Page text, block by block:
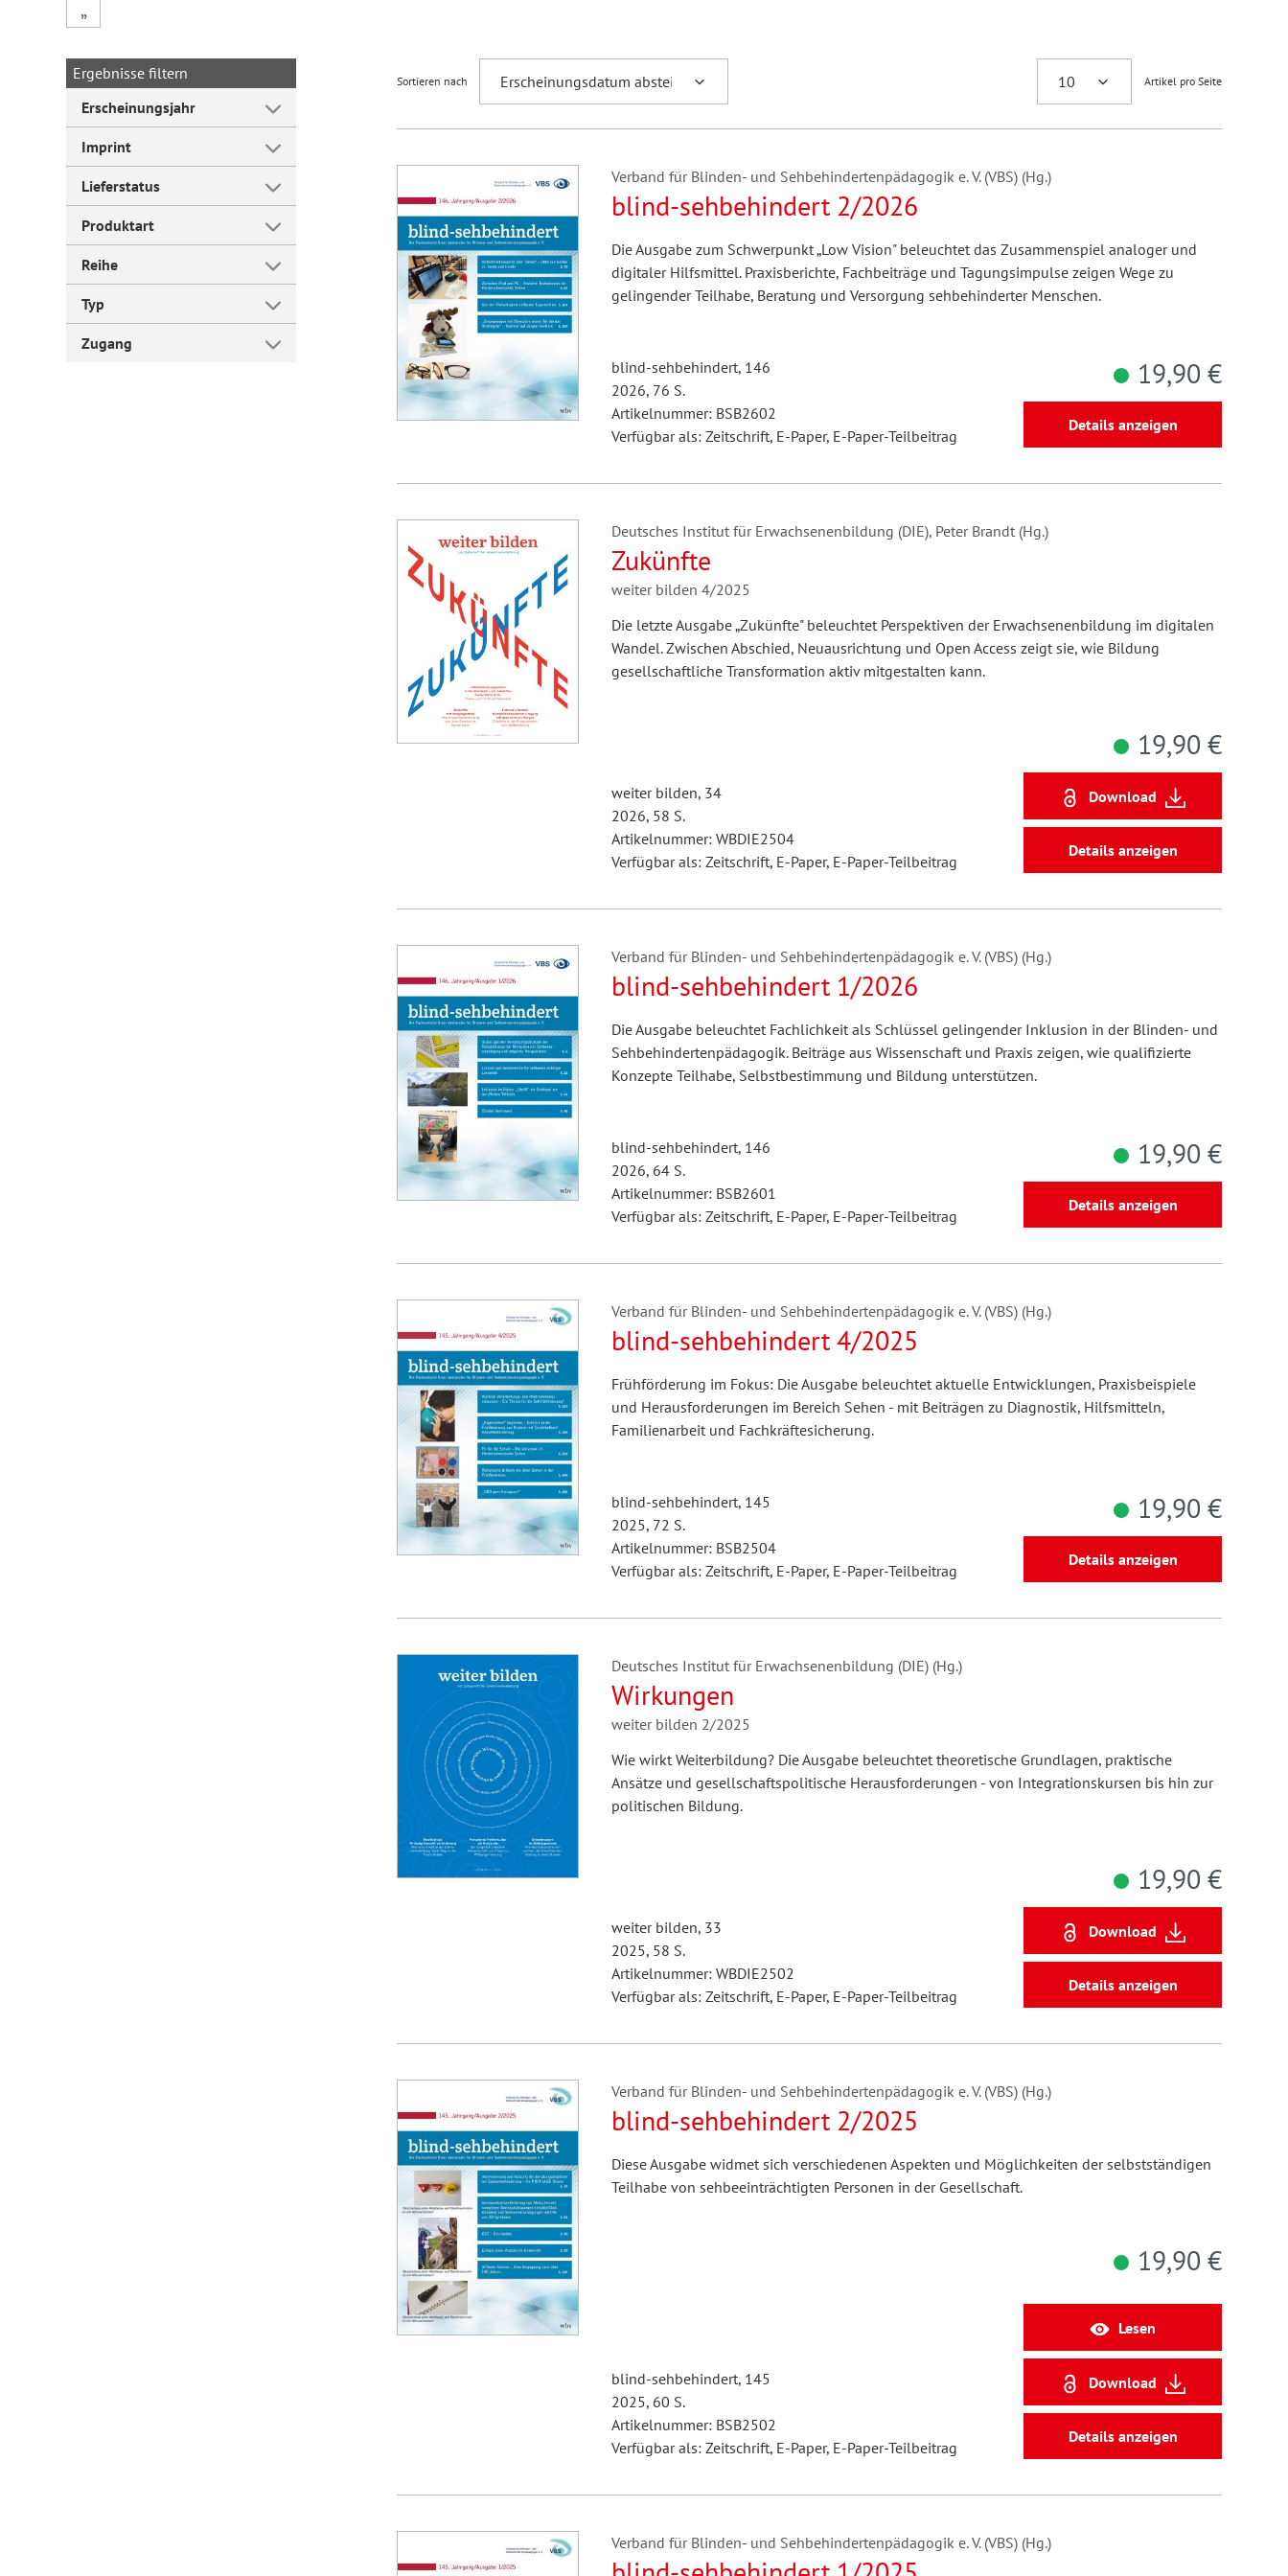
Forum Arbeitslehre
„
Ergebnisse filtern
Erscheinungsjahr
Imprint
Lieferstatus
Produktart
Reihe
Typ
Zugang
Sortieren nach Artikel pro Seite
Verband für Blinden- und Sehbehindertenpädagogik e. V. (VBS) (Hg.)
blind-sehbehindert 2/2026
Die Ausgabe zum Schwerpunkt „Low Vision" beleuchtet das Zusammenspiel analoger und
digitaler Hilfsmittel. Praxisberichte, Fachbeiträge und Tagungsimpulse zeigen Wege zu
gelingender Teilhabe, Beratung und Versorgung sehbehinderter Menschen.
blind-sehbehindert, 146
2026, 76 S.
Artikelnummer: BSB2602
Verfügbar als: Zeitschrift, E-Paper, E-Paper-Teilbeitrag
19,90 €
Details anzeigen
Deutsches Institut für Erwachsenenbildung (DIE), Peter Brandt (Hg.)
Zukünfte
weiter bilden 4/2025
Die letzte Ausgabe „Zukünfte" beleuchtet Perspektiven der Erwachsenenbildung im digitalen
Wandel. Zwischen Abschied, Neuausrichtung und Open Access zeigt sie, wie Bildung
gesellschaftliche Transformation aktiv mitgestalten kann.
weiter bilden, 34
2026, 58 S.
Artikelnummer: WBDIE2504
Verfügbar als: Zeitschrift, E-Paper, E-Paper-Teilbeitrag
19,90 €
Download
Details anzeigen
Verband für Blinden- und Sehbehindertenpädagogik e. V. (VBS) (Hg.)
blind-sehbehindert 1/2026
Die Ausgabe beleuchtet Fachlichkeit als Schlüssel gelingender Inklusion in der Blinden- und
Sehbehindertenpädagogik. Beiträge aus Wissenschaft und Praxis zeigen, wie qualifizierte
Konzepte Teilhabe, Selbstbestimmung und Bildung unterstützen.
blind-sehbehindert, 146
2026, 64 S.
Artikelnummer: BSB2601
Verfügbar als: Zeitschrift, E-Paper, E-Paper-Teilbeitrag
19,90 €
Details anzeigen
Verband für Blinden- und Sehbehindertenpädagogik e. V. (VBS) (Hg.)
blind-sehbehindert 4/2025
Frühförderung im Fokus: Die Ausgabe beleuchtet aktuelle Entwicklungen, Praxisbeispiele
und Herausforderungen im Bereich Sehen - mit Beiträgen zu Diagnostik, Hilfsmitteln,
Familienarbeit und Fachkräftesicherung.
blind-sehbehindert, 145
2025, 72 S.
Artikelnummer: BSB2504
Verfügbar als: Zeitschrift, E-Paper, E-Paper-Teilbeitrag
19,90 €
Details anzeigen
Deutsches Institut für Erwachsenenbildung (DIE) (Hg.)
Wirkungen
weiter bilden 2/2025
Wie wirkt Weiterbildung? Die Ausgabe beleuchtet theoretische Grundlagen, praktische
Ansätze und gesellschaftspolitische Herausforderungen - von Integrationskursen bis hin zur
politischen Bildung.
weiter bilden, 33
2025, 58 S.
Artikelnummer: WBDIE2502
Verfügbar als: Zeitschrift, E-Paper, E-Paper-Teilbeitrag
19,90 €
Download
Details anzeigen
Verband für Blinden- und Sehbehindertenpädagogik e. V. (VBS) (Hg.)
blind-sehbehindert 2/2025
Diese Ausgabe widmet sich verschiedenen Aspekten und Möglichkeiten der selbstständigen
Teilhabe von sehbeeinträchtigten Personen in der Gesellschaft.
blind-sehbehindert, 145
2025, 60 S.
Artikelnummer: BSB2502
Verfügbar als: Zeitschrift, E-Paper, E-Paper-Teilbeitrag
19,90 €
Lesen
Download
Details anzeigen
Verband für Blinden- und Sehbehindertenpädagogik e. V. (VBS) (Hg.)